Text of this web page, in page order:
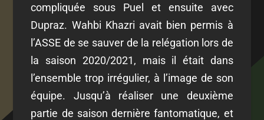
compliquée sous Puel et ensuite avec
Dupraz. Wahbi Khazri avait bien permis à
l’ASSE de se sauver de la relégation lors de
la saison 2020/2021, mais il était dans
l’ensemble trop irrégulier, à l’image de son
équipe. Jusqu’à réaliser une deuxième
partie de saison dernière fantomatique, et